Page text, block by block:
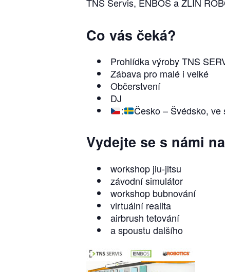
Co vás čeká?
Prohlídka výroby TNS
Zábava pro malé i velké
Občerstvení
DJ
:
Česko – Švédsko,
Vydejte se s námi
workshop jiu-jitsu
závodní simulátor
workshop bubnování
virtuální realita
airbrush tetování
a spoustu dalšího